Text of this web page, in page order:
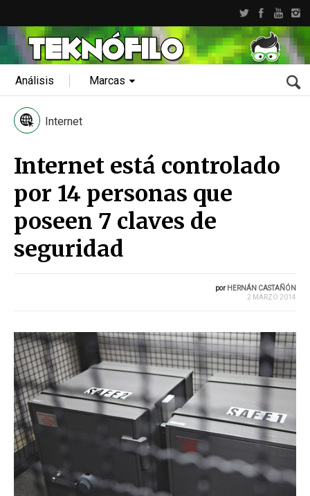
Análisis Marcas
Internet
Internet está controlado
por 14 personas que
poseen 7 claves de
seguridad
por HERNÁN CASTAÑÓN
2 MARZO 2014